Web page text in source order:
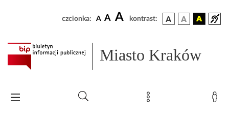
czcionka: A A A kontrast:
Miasto Kraków